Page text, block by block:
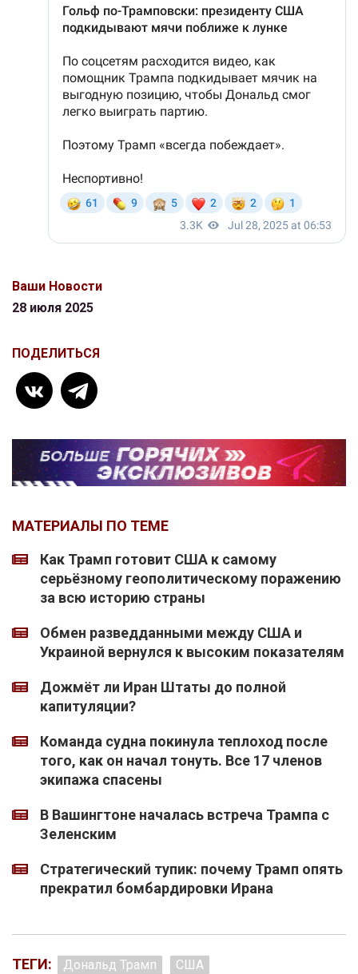
Ваши Новости
28 июля 2025
ПОДЕЛИТЬСЯ
МАТЕРИАЛЫ ПО ТЕМЕ
Как Трамп готовит США к самому
серьёзному геополитическому поражению
за всю историю страны
Обмен разведданными между США и
Украиной вернулся к высоким показателям
Дожмёт ли Иран Штаты до полной
капитуляции?
Команда судна покинула теплоход после
того, как он начал тонуть. Все 17 членов
экипажа спасены
В Вашингтоне началась встреча Трампа с
Зеленским
Стратегический тупик: почему Трамп опять
прекратил бомбардировки Ирана
ТЕГИ: Дональд Трамп США